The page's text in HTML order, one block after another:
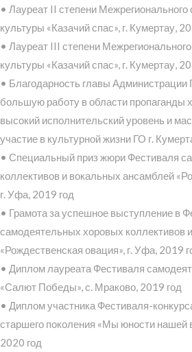
• Лауреат II степени
культуры «Казачий спас», г. Кумертау,
• Лауреат III степени
культуры «Казачий спас», г. Кумертау,
• Благодарность главы Администрации
большую работу в области пропаганды
высокий исполнительский уровень и
участие в культурной жизни ГО г.
• Специальный приз жюри Фестиваля
коллективов и вокальных ансамблей
г. Уфа, 2019 год
• Грамота за успешное выступление в
самодеятельных хоровых коллективов
«Рождественская овация», г. Уфа, 2019
• Диплом лауреата Фестиваля
«Салют Победы», с. Мраково, 2019 год
• Диплом участника Фестиваля-
старшего поколения «Мы юности нашей
2020 год